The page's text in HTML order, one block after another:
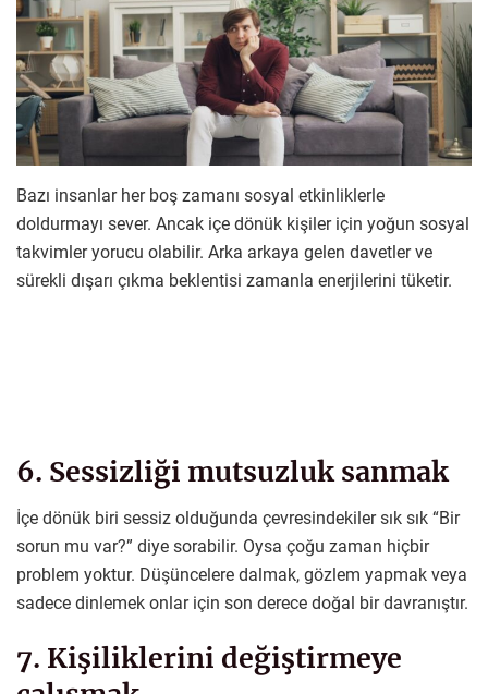
Bazı insanlar her boş zamanı sosyal etkinliklerle
doldurmayı sever. Ancak içe dönük kişiler için yoğun sosyal
takvimler yorucu olabilir. Arka arkaya gelen davetler ve
sürekli dışarı çıkma beklentisi zamanla enerjilerini tüketir.
6. Sessizliği mutsuzluk sanmak
İçe dönük biri sessiz olduğunda çevresindekiler sık sık “Bir
sorun mu var?” diye sorabilir. Oysa çoğu zaman hiçbir
problem yoktur. Düşüncelere dalmak, gözlem yapmak veya
sadece dinlemek onlar için son derece doğal bir davranıştır.
7. Kişiliklerini değiştirmeye